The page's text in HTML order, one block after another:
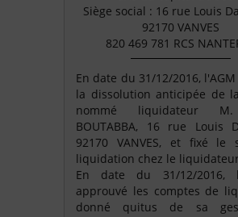
Siège social : 16 rue Louis
92170 VANVES
820 469 781 RCS
En date du 31/12/2016,
la dissolution anticipée de
nommé liquidateur
BOUTABBA, 16 rue Louis
92170 VANVES, et fixé le
liquidation chez le
En date du 31/12/2016,
approuvé les comptes de
donné quitus de sa